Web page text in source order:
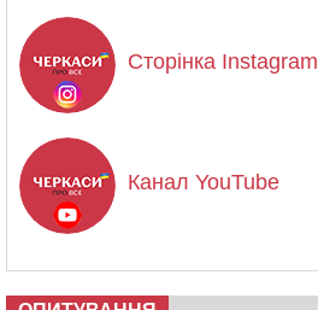
Сторінка Instagram
Канал YouTube